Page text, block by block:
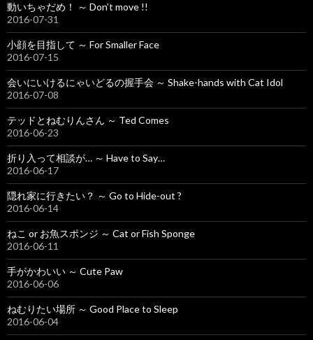
動いちゃだめ！ ～ Don’t move !!
2016-07-31
小顔を目指して ～ For Smaller Face
2016-07-15
会いにいけるにゃいどるの握手会 ～ Shake-hands with Cat Idol
2016-07-08
テッドとねむりんさん ～ Ted Comes
2016-06-23
折り入って相談が… ～ Have to Say…
2016-06-17
隠れ家に行きたい？ ～ Go to Hide-out ?
2016-06-14
ねこ or お魚スポンジ ～ Cat or Fish Sponge
2016-06-11
手がかわいい ～ Cute Paw
2016-06-06
ねむりたい場所 ～ Good Place to Sleep
2016-06-04